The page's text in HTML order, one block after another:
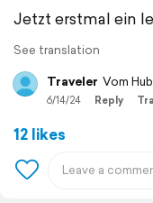
Jetzt erstmal ein
See translation
Traveler Vom
6/14/24 Reply
12 likes